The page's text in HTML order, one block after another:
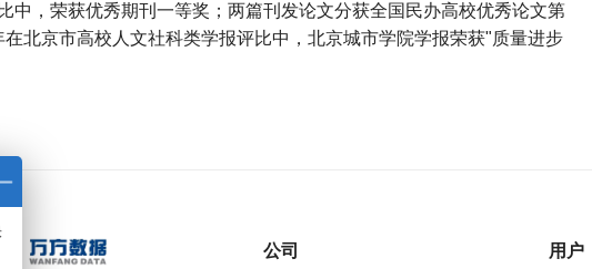
中，荣获优秀期刊一等奖；两篇刊发论文分获全国民办高校优秀论文第
北京市高校人文社科类学报评比中，北京城市学院学报荣获"质量进步
公司 用户